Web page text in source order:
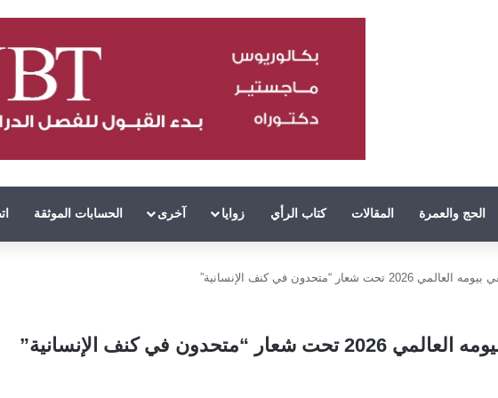
الحج والعمرة المقالات كتاب الرأي زوايا آخرى الحسابات الموثقة
شعار “متحدون في كنف الإنسانية”
“متحدون في كنف الإنسانية”